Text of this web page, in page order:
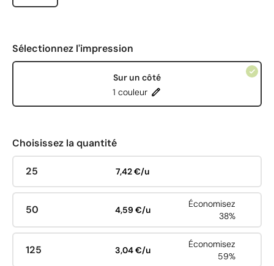
Sélectionnez l'impression
Sur un côté
1 couleur
Choisissez la quantité
25 7,42 €/u
50 4,59 €/u
Économisez
38%
125 3,04 €/u
Économisez
59%